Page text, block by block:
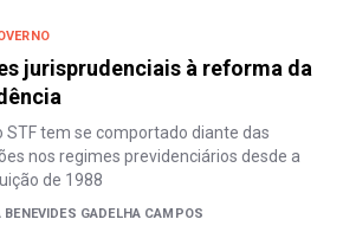
jurisprudenciais à reforma da
STF tem se comportado diante das
nos regimes previdenciários desde a
de 1988
BENEVIDES GADELHA CAMPOS